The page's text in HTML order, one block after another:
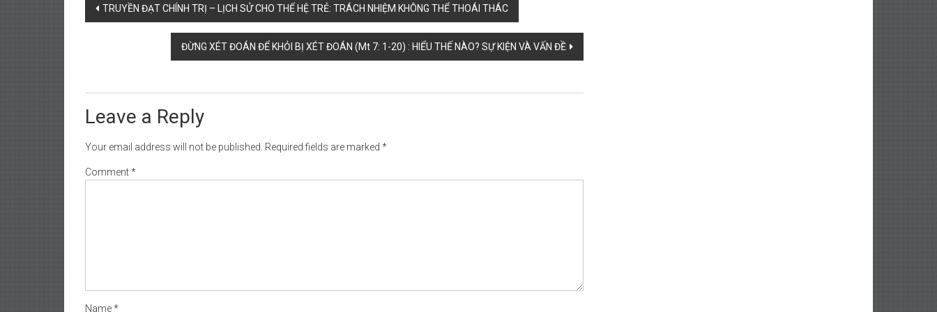
Post
navigation
TRUYỀN ĐẠT CHÍNH TRỊ – LỊCH SỬ CHO THẾ HỆ TRẺ: TRÁCH NHIỆM KHÔNG THỂ THOÁI THÁC
ĐỪNG XÉT ĐOÁN ĐỂ KHỎI BỊ XÉT ĐOÁN (Mt 7: 1-20) : HIỂU THẾ NÀO? SỰ KIỆN VÀ VẤN ĐỀ
Leave a Reply
Your email address will not be published. Required fields are marked *
Comment*
Name*